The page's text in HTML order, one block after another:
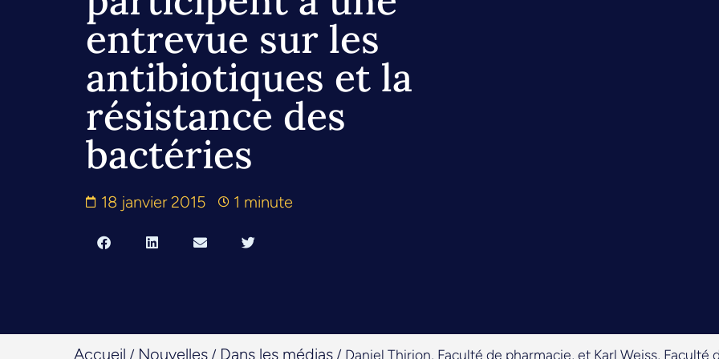
entrevue sur les
antibiotiques et la
résistance des
bactéries
18 janvier 2015 1 minute
Accueil / Nouvelles / Dans les médias / Daniel Thirion, Faculté de pharmacie, et Karl Weiss,